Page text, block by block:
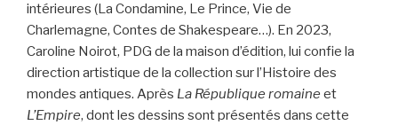
intérieures (La Condamine, Le Prince, Vie de
Charlemagne, Contes de Shakespeare…). En 2023,
Caroline Noirot, PDG de la maison d’édition, lui confie la
direction artistique de la collection sur l’Histoire des
mondes antiques. Après La République romaine et
L’Empire, dont les dessins sont présentés dans cette